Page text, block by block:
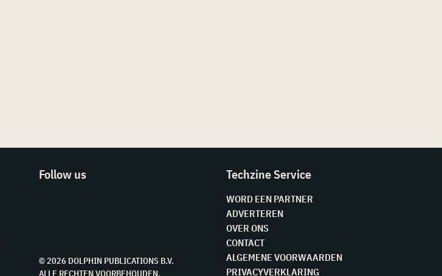
Follow us
© 2026 DOLPHIN PUBLICATIONS B.V.
ALLE RECHTEN VOORBEHOUDEN.
Techzine Service
WORD EEN PARTNER
ADVERTEREN
OVER ONS
CONTACT
ALGEMENE VOORWAARDEN
PRIVACYVERKLARING